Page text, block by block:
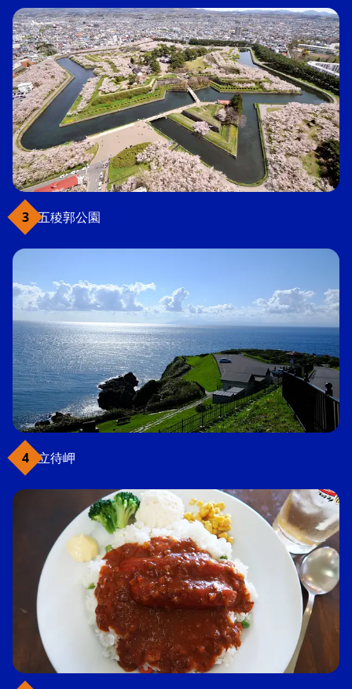
五稜郭公園
立待岬